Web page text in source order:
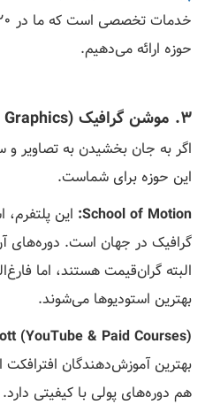
حوزه ارائه می‌دهیم.
۳. موشن گرافیک (Motion Graphics)
اگر به جان بخشیدن به تصاویر و
این حوزه برای شماست.
School of Motion: این
گرافیک در جهان است. دوره‌های
البته گران‌قیمت هستند، اما
بهترین استودیوها می‌شوند.
(YouTube & Paid Courses):
بهترین آموزش‌دهندگان
هم دوره‌های پولی با کیفیتی دارد.